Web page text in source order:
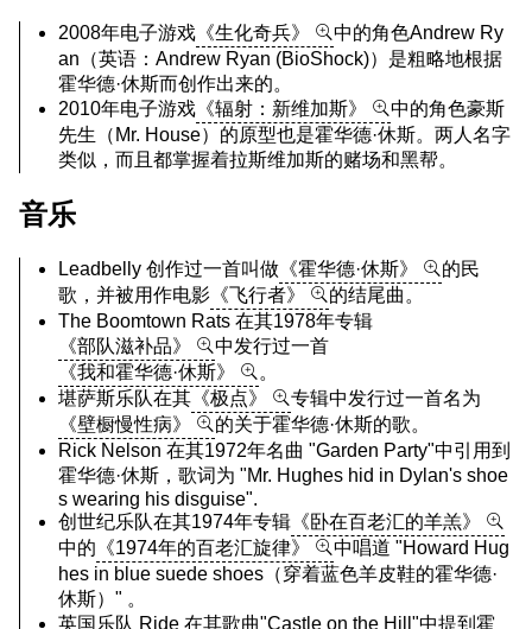
2008年电子游戏 《生化奇兵》
中的角色Andrew Ry
an（英语：Andrew Ryan (BioShock)）是粗略地根据
霍华德·休斯而创作出来的。
2010年电子游戏 《辐射：新维加斯》
中的角色豪斯
先生（Mr. House）的原型也是霍华德·休斯。两人名字
类似，而且都掌握着拉斯维加斯的赌场和黑帮。
音乐
Leadbelly 创作过一首叫做 《霍华德·休斯》
的民
歌，并被用作电影 《飞行者》
的结尾曲。
The Boomtown Rats 在其1978年专辑
《部队滋补品》
中发行过一首
《我和霍华德·休斯》
。
堪萨斯乐队在其 《极点》
专辑中发行过一首名为
《壁橱慢性病》
的关于霍华德·休斯的歌。
Rick Nelson 在其1972年名曲 "Garden Party"中引用到
霍华德·休斯，歌词为 "Mr. Hughes hid in Dylan's shoe
s wearing his disguise".
创世纪乐队在其1974年专辑 《卧在百老汇的羊羔》
中的 《1974年的百老汇旋律》
中唱道 "Howard Hug
hes in blue suede shoes（穿着蓝色羊皮鞋的霍华德·
休斯）" 。
英国乐队 Ride 在其歌曲"Castle on the Hill"中提到霍